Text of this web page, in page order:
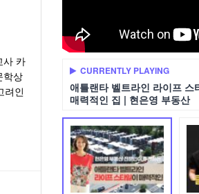
사 카
학상
려인
CURRENTLY PLAYING
애틀랜타 벨트라인 라이프 스
매력적인 집 | 현은영 부동산